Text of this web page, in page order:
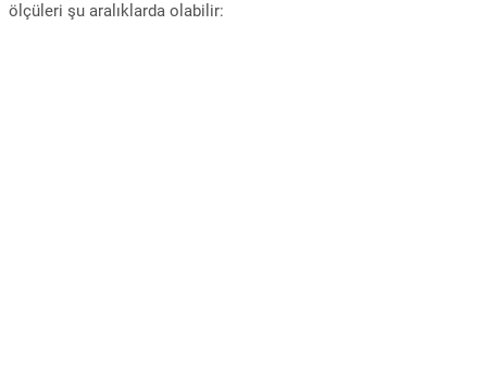
ölçüleri şu aralıklarda olabilir: